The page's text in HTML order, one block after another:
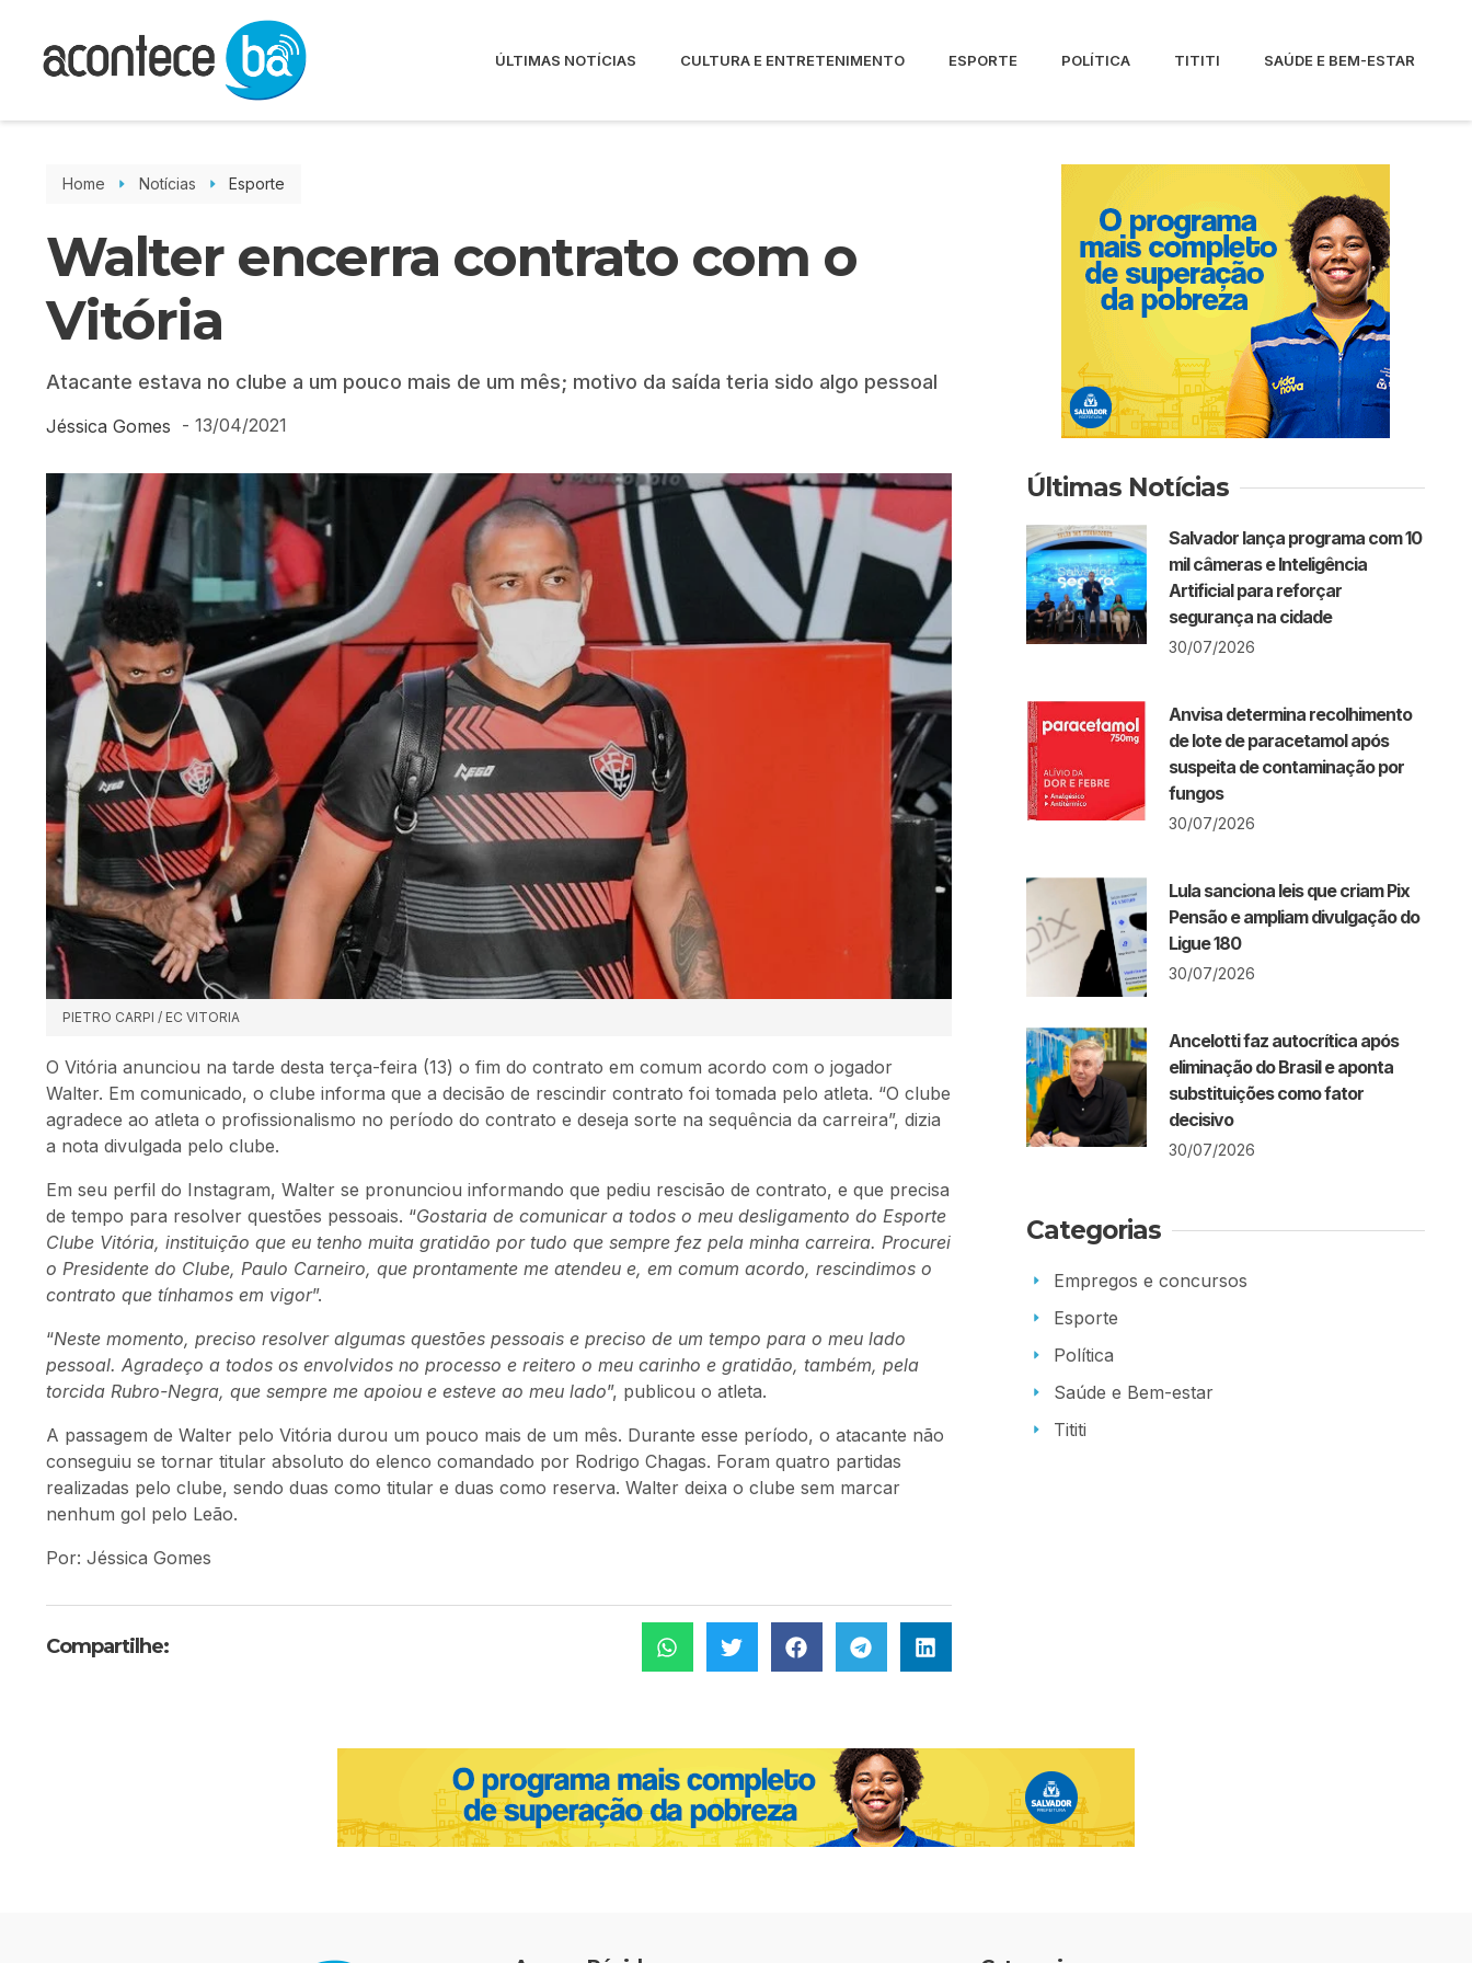
ÚLTIMAS NOTÍCIAS CULTURA E ENTRETENIMENTO ESPORTE POLÍTICA TITITI SAÚDE E BEM-ESTAR
Home Notícias Esporte
Walter encerra contrato com o
Vitória
Atacante estava no clube a um pouco mais de um mês; motivo da saída teria sido algo pessoal
Jéssica Gomes - 13/04/2021
PIETRO CARPI / EC VITORIA
O Vitória anunciou na tarde desta terça-feira (13) o fim do contrato em comum acordo com o jogador
Walter. Em comunicado, o clube informa que a decisão de rescindir contrato foi tomada pelo atleta. “O clube
agradece ao atleta o profissionalismo no período do contrato e deseja sorte na sequência da carreira”, dizia
a nota divulgada pelo clube.
Em seu perfil do Instagram, Walter se pronunciou informando que pediu rescisão de contrato, e que precisa
de tempo para resolver questões pessoais. “Gostaria de comunicar a todos o meu desligamento do Esporte
Clube Vitória, instituição que eu tenho muita gratidão por tudo que sempre fez pela minha carreira. Procurei
o Presidente do Clube, Paulo Carneiro, que prontamente me atendeu e, em comum acordo, rescindimos o
contrato que tínhamos em vigor”.
“Neste momento, preciso resolver algumas questões pessoais e preciso de um tempo para o meu lado
pessoal. Agradeço a todos os envolvidos no processo e reitero o meu carinho e gratidão, também, pela
torcida Rubro-Negra, que sempre me apoiou e esteve ao meu lado”, publicou o atleta.
A passagem de Walter pelo Vitória durou um pouco mais de um mês. Durante esse período, o atacante não
conseguiu se tornar titular absoluto do elenco comandado por Rodrigo Chagas. Foram quatro partidas
realizadas pelo clube, sendo duas como titular e duas como reserva. Walter deixa o clube sem marcar
nenhum gol pelo Leão.
Por: Jéssica Gomes
Compartilhe:
Últimas Notícias
Salvador lança programa com 10
mil câmeras e Inteligência
Artificial para reforçar
segurança na cidade
30/07/2026
Anvisa determina recolhimento
de lote de paracetamol após
suspeita de contaminação por
fungos
30/07/2026
Lula sanciona leis que criam Pix
Pensão e ampliam divulgação do
Ligue 180
30/07/2026
Ancelotti faz autocrítica após
eliminação do Brasil e aponta
substituições como fator
decisivo
30/07/2026
Categorias
Empregos e concursos
Esporte
Política
Saúde e Bem-estar
Tititi